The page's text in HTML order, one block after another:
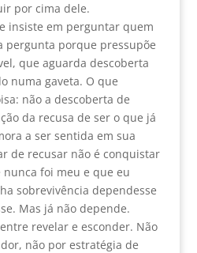
por cima dele.
insiste em perguntar quem
pergunta porque pressupõe
que aguarda descoberta
numa gaveta. O que
não a descoberta de
da recusa de ser o que já
a ser sentida em sua
de recusar não é conquistar
foi meu e que eu
sobrevivência dependesse
Mas já não depende.
revelar e esconder. Não
não por estratégia de